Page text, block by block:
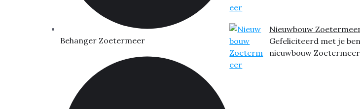
Behanger Zoetermeer
Nieuwbouw
Gefeliciteerd met je
nieuwbouw